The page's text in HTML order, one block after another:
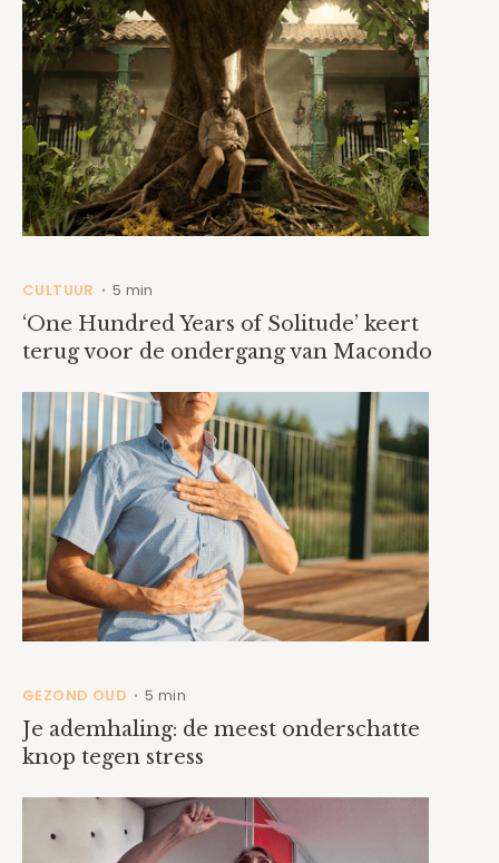
CULTUUR • 5 min
‘One Hundred Years of Solitude’ keert
terug voor de ondergang van Macondo
GEZOND OUD • 5 min
Je ademhaling: de meest onderschatte
knop tegen stress